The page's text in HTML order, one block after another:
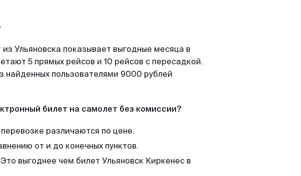
Ульяновска показывает выгодные месяца в
5 прямых рейсов и 10 рейсов с пересадкой.
найденных пользователями 9000 рублей
билет на самолет без комиссии?
различаются по цене.
от и до конечных пунктов.
выгоднее чем билет Ульяновск Киркенес в